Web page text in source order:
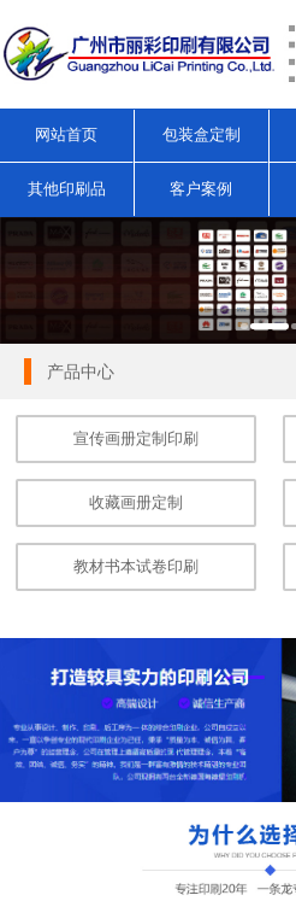
网站首页 包装盒定制
其他印刷品 客户案例
产品中心
宣传画册定制印刷
收藏画册定制
教材书本试卷印刷